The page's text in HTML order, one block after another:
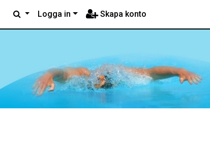
Logga in Skapa konto